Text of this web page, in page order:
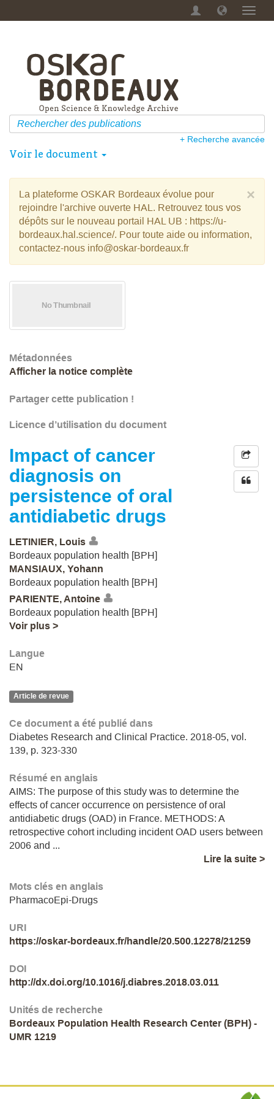
Menu
+ Recherche avancée
Voir le document
×
La plateforme OSKAR Bordeaux évolue pour
rejoindre l'archive ouverte HAL. Retrouvez tous vos
dépôts sur le nouveau portail HAL UB : https://u-
bordeaux.hal.science/. Pour toute aide ou information,
contactez-nous info@oskar-bordeaux.fr
Métadonnées
Afficher la notice complète
Partager cette publication !
Licence d’utilisation du document
Impact of cancer
diagnosis on
persistence of oral
antidiabetic drugs
LETINIER, Louis
Bordeaux population health [BPH]
MANSIAUX, Yohann
Bordeaux population health [BPH]
PARIENTE, Antoine
Bordeaux population health [BPH]
Voir plus >
Langue
EN
Article de revue
Ce document a été publié dans
Diabetes Research and Clinical Practice. 2018-05, vol.
139, p. 323-330
Résumé en anglais
AIMS: The purpose of this study was to determine the
effects of cancer occurrence on persistence of oral
antidiabetic drugs (OAD) in France. METHODS: A
retrospective cohort including incident OAD users between
2006 and ...
Lire la suite >
Mots clés en anglais
PharmacoEpi-Drugs
URI
https://oskar-bordeaux.fr/handle/20.500.12278/21259
DOI
http://dx.doi.org/10.1016/j.diabres.2018.03.011
Unités de recherche
Bordeaux Population Health Research Center (BPH) -
UMR 1219